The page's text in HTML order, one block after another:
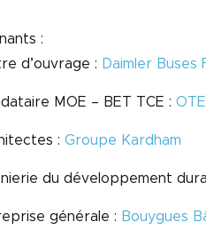
:
d’ouvrage :
Daimler Buses
MOE – BET TCE :
: Groupe Kardham
du développement
générale : Bouygues